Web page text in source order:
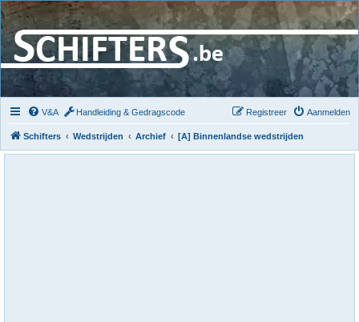
V&A Handleiding & Gedragscode Aanmelden
Registreer
Schifters Wedstrijden Archief [A] Binnenlandse wedstrijden